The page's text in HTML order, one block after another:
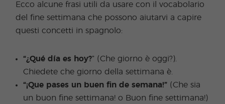
Ecco alcune frasi utili da usare con il vocabolario
del fine settimana che possono aiutarvi a capire
questi concetti in spagnolo:
“¿Qué día es hoy?” (Che giorno è oggi?).
Chiedete che giorno della settimana è.
“¡Que pases un buen fin de semana!” (Che sia
un buon fine settimana! o Buon fine settimana!)